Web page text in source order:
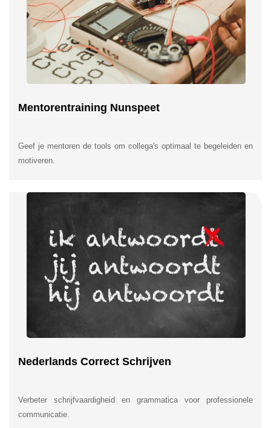
Mentorentraining Nunspeet
Geef je mentoren de tools om collega's optimaal te begeleiden en
motiveren.
Nederlands Correct Schrijven
Verbeter schrijfvaardigheid en grammatica voor professionele
communicatie.